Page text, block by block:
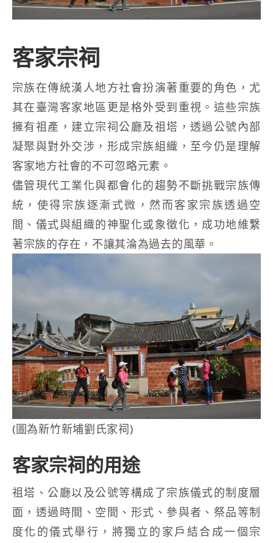
客家宗祠
宗族在傳統漢人地方社會扮演著重要的角色，尤
其在臺灣客家地區更是格外受到重視。這些宗族
擁有祖產，建立宗祠公廳及祖塔，透過公號內部
凝聚與對外交涉，形成宗族組織，至今仍是理解
客家地方社會的不可忽略元素。
儘管現代工業化與都會化的趨勢不斷挑戰宗族傳
統，使得宗族逐漸式微，然而客家宗族透過空
間、儀式與組織的神聖化或象徵化，成功地維繫
著宗族的存在，不讓其淪為過去的風華。
(圖為新竹新埔劉氏家祠)
客家宗祠的用途
祖塔、公廳以及公號等構成了宗族儀式的制度層
面，透過時間、空間、形式、參與者、祭品等制
度化的儀式舉行，將獨立的家戶結合成一個宗